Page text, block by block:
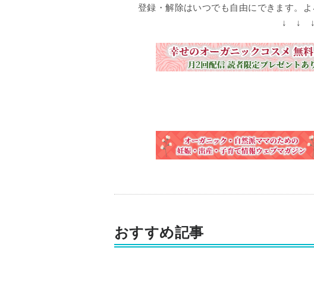
登録・解除はいつでも自由にできます。
↓ ↓ ↓
おすすめ記事